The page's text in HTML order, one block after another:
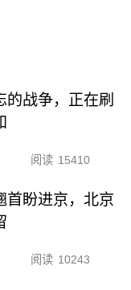
的战争，正在刷
阅读 15410
首盼进京，北京
阅读 10243